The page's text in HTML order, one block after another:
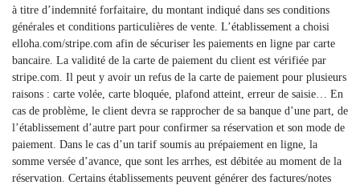
à titre d’indemnité forfaitaire, du montant indiqué dans ses conditions
générales et conditions particulières de vente. L’établissement a choisi
elloha.com/stripe.com afin de sécuriser les paiements en ligne par carte
bancaire. La validité de la carte de paiement du client est vérifiée par
stripe.com. Il peut y avoir un refus de la carte de paiement pour plusieurs
raisons : carte volée, carte bloquée, plafond atteint, erreur de saisie… En
cas de problème, le client devra se rapprocher de sa banque d’une part, de
l’établissement d’autre part pour confirmer sa réservation et son mode de
paiement. Dans le cas d’un tarif soumis au prépaiement en ligne, la
somme versée d’avance, que sont les arrhes, est débitée au moment de la
réservation. Certains établissements peuvent générer des factures/notes